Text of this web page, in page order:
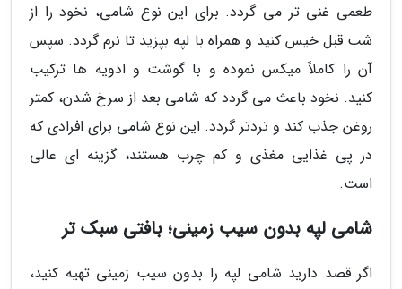
طعمی غنی تر می گردد. برای این نوع شامی، نخود را از
شب قبل خیس کنید و همراه با لپه بپزید تا نرم گردد. سپس
آن را کاملاً میکس نموده و با گوشت و ادویه ها ترکیب
کنید. نخود باعث می گردد که شامی بعد از سرخ شدن، کمتر
روغن جذب کند و تردتر گردد. این نوع شامی برای افرادی که
در پی غذایی مغذی و کم چرب هستند، گزینه ای عالی
است.
شامی لپه بدون سیب زمینی؛ بافتی سبک تر
اگر قصد دارید شامی لپه را بدون سیب زمینی تهیه کنید،